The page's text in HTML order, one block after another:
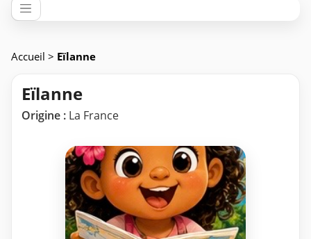
Accueil > Eïlanne
Eïlanne
Origine : La France